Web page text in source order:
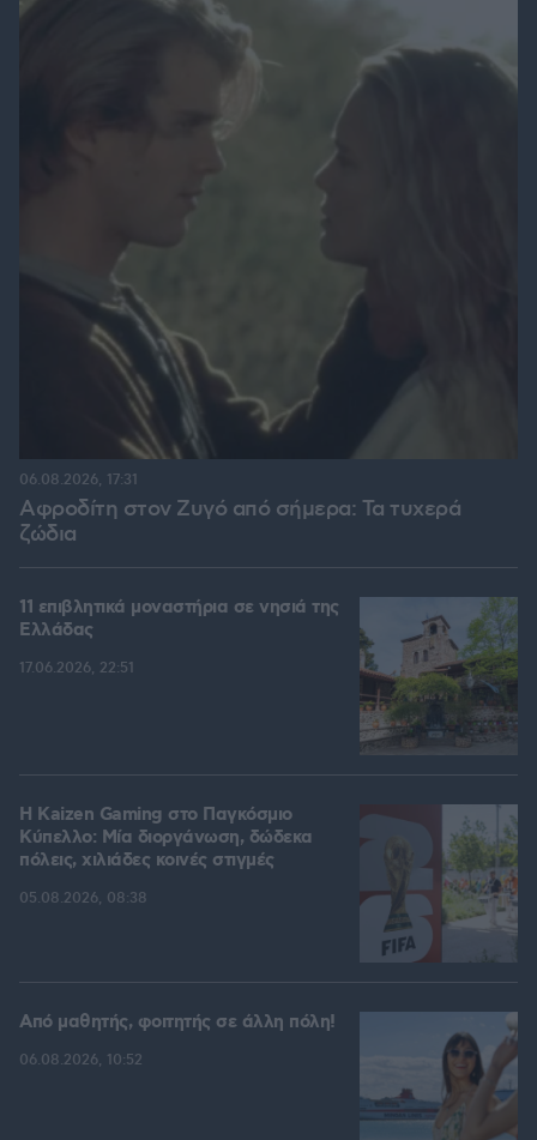
Αφροδίτη στον Ζυγό από σήμερα: Τα τυχερά
ζώδια
06.08.2026, 17:31
11 επιβλητικά μοναστήρια σε νησιά της
Ελλάδας
17.06.2026, 22:51
H Kaizen Gaming στο Παγκόσμιο
Kύπελλο: Μία διοργάνωση, δώδεκα
πόλεις, χιλιάδες κοινές στιγμές
05.08.2026, 08:38
Από μαθητής, φοιτητής σε άλλη πόλη!
06.08.2026, 10:52